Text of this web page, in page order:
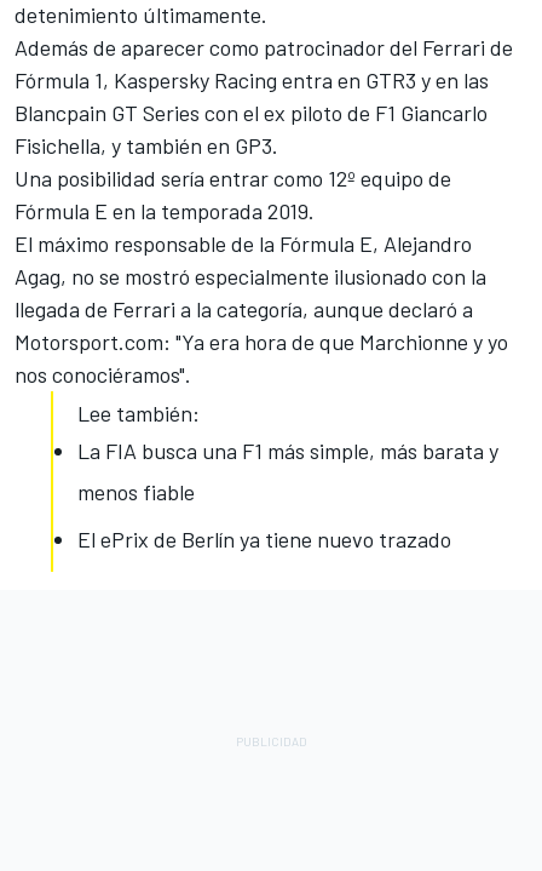
detenimiento últimamente.
Además de aparecer como patrocinador del Ferrari de
Fórmula 1, Kaspersky Racing entra en GTR3 y en las
Blancpain GT Series con el ex piloto de F1 Giancarlo
Fisichella, y también en GP3.
Una posibilidad sería entrar como 12º equipo de
Fórmula E en la temporada 2019.
El máximo responsable de la Fórmula E, Alejandro
Agag, no se mostró especialmente ilusionado con la
llegada de Ferrari a la categoría, aunque declaró a
Motorsport.com: "Ya era hora de que Marchionne y yo
nos conociéramos".
Lee también:
La FIA busca una F1 más simple, más barata y
menos fiable
El ePrix de Berlín ya tiene nuevo trazado